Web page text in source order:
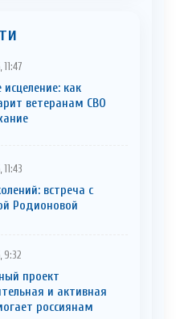
11:47
как
ветеранам СВО
11:43
встреча с
Родионовой
9:32
проект
и активная
россиянам